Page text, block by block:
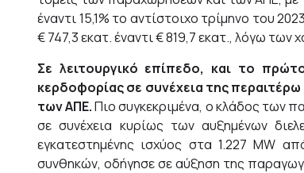
έναντι 15,1% το αντίστοιχο τρίμηνο του
€ 747,3 εκατ. έναντι € 819,7 εκατ., λόγω
Σε λειτουργικό επίπεδο, και το
κερδοφορίας σε συνέχεια της
των ΑΠΕ.Πιο συγκεκριμένα, ο κλάδος των
σε συνέχεια κυρίως των αυξημένων
εγκατεστημένης ισχύος στα 1.227 MW
συνθηκών, οδήγησε σε αύξηση της